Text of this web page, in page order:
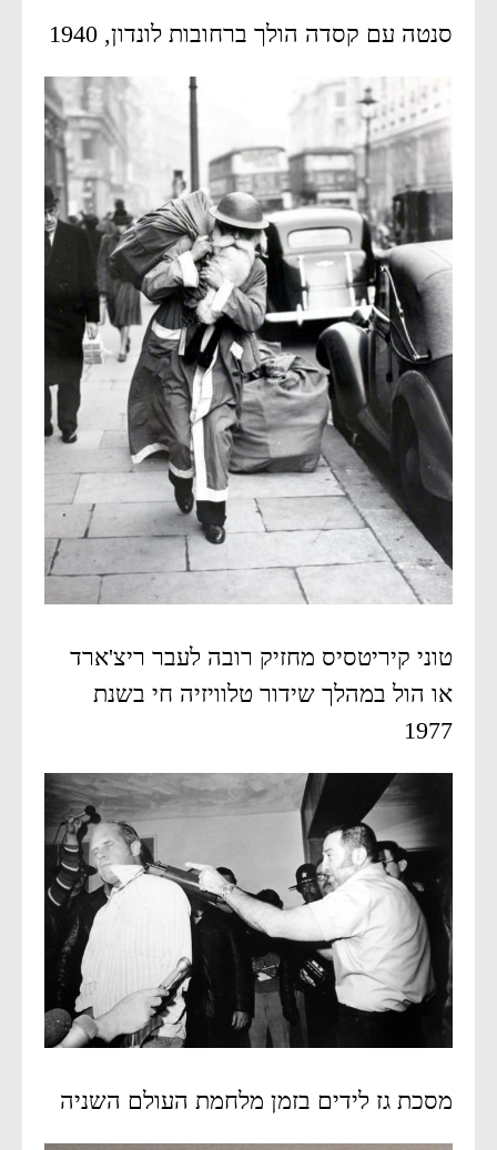
סנטה עם קסדה הולך ברחובות לונדון, 1940
טוני קיריטסיס מחזיק רובה לעבר ריצ'ארד
או הול במהלך שידור טלוויזיה חי בשנת
1977
מסכת גז לידים בזמן מלחמת העולם השניה